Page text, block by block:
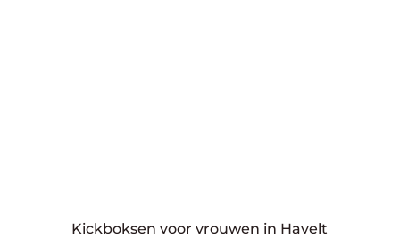
Kickboksen voor vrouwen in Havelt